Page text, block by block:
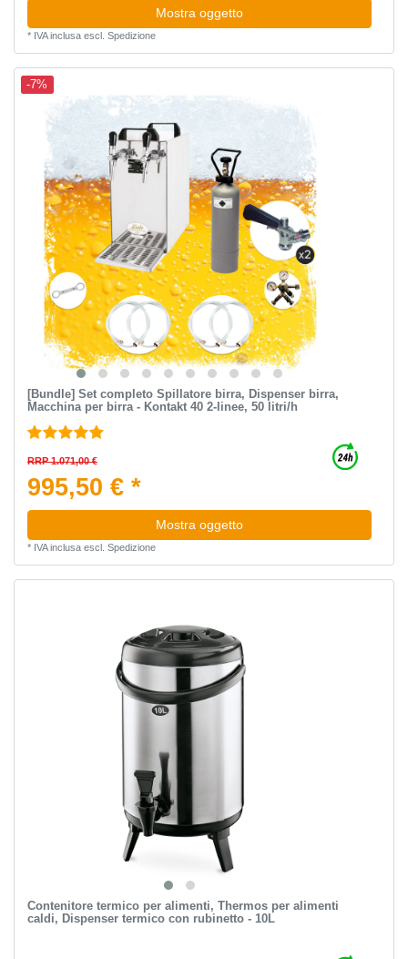
Mostra oggetto
* IVA inclusaescl. Spedizione
-7%
[Bundle] Set completo Spillatore birra, Dispenser birra,
Macchina per birra - Kontakt 40 2-linee, 50 litri/h
RRP 1.071,00 €
995,50 € *
Mostra oggetto
* IVA inclusaescl. Spedizione
Contenitore termico per alimenti, Thermos per alimenti
caldi, Dispenser termico con rubinetto - 10L